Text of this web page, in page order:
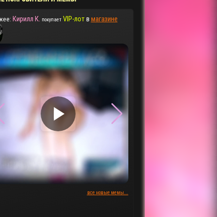
Кирилл К. покупает VIP-лотв магазине
▶
все новые мемы...